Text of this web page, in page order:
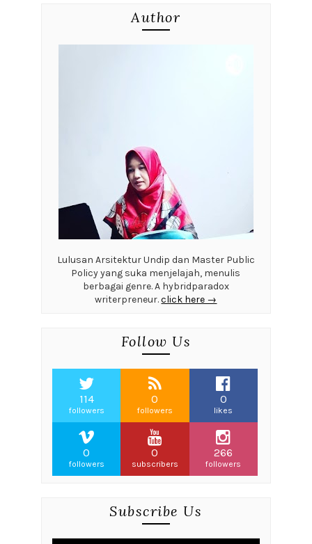
Author
Lulusan Arsitektur Undip dan Master Public
Policy yang suka menjelajah, menulis
berbagai genre. A hybridparadox
writerpreneur.click here →
Follow Us
114
followers
0
followers
0
likes
0
followers
0
subscribers
266
followers
Subscribe Us